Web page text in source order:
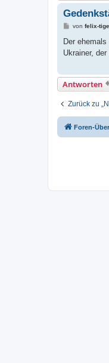
B
i
r
von felix-
Der
Ukrainer,
Antworten
Zurück zu
Foren-